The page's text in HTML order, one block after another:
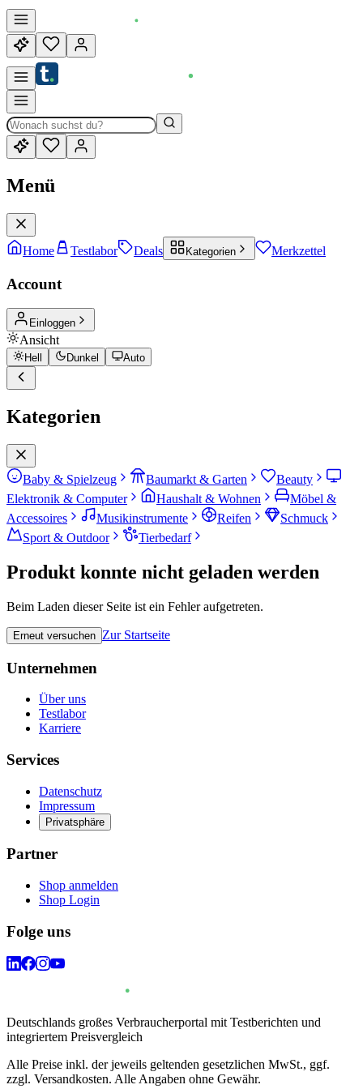
Menü
Home Testlabor Deals Kategorien Merkzettel
Account
Einloggen
Ansicht
Hell Dunkel Auto
Kategorien
Baby & Spielzeug Baumarkt & Garten
Beauty
Elektronik & Computer
Haushalt & Wohnen
Möbel &
Accessoires
Musikinstrumente Reifen
Schmuck
Sport & Outdoor
Tierbedarf
Produkt konnte nicht geladen werden
Beim Laden dieser Seite ist ein Fehler aufgetreten.
Erneut versuchen Zur Startseite
Unternehmen
Über uns
Testlabor
Karriere
Services
Datenschutz
Impressum
Privatsphäre
Partner
Shop anmelden
Shop Login
Folge uns
Deutschlands großes Verbraucherportal mit Testberichten und
integriertem Preisvergleich
Alle Preise inkl. der jeweils geltenden gesetzlichen MwSt., ggf.
zzgl. Versandkosten. Alle Angaben ohne Gewähr.